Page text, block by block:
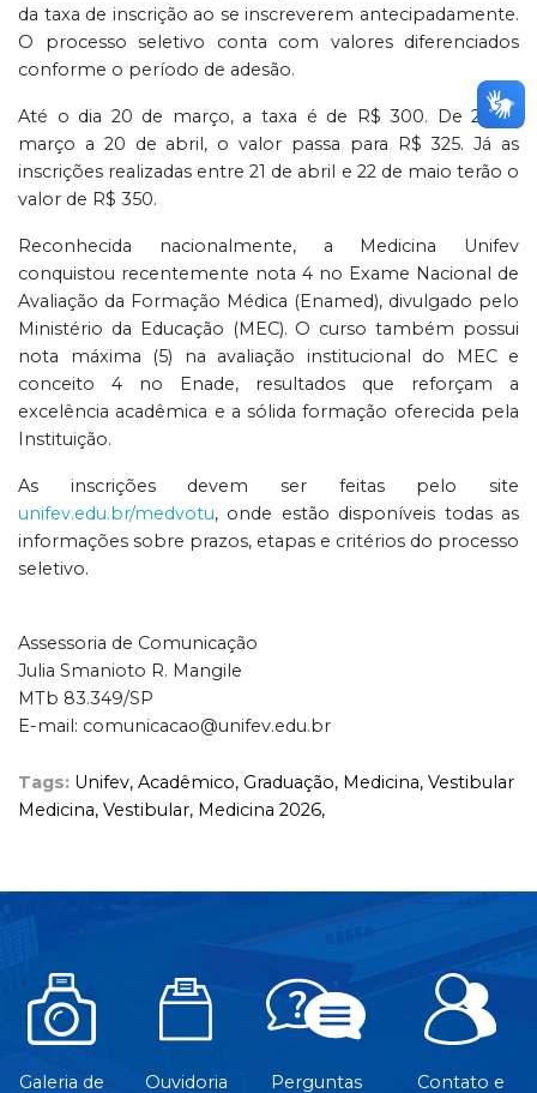
da taxa de inscrição ao se inscreverem antecipadamente.
O processo seletivo conta com valores diferenciados
conforme o período de adesão.
Até o dia 20 de março, a taxa é de R$ 300. De 21 de
março a 20 de abril, o valor passa para R$ 325. Já as
inscrições realizadas entre 21 de abril e 22 de maio terão o
valor de R$ 350.
Reconhecida nacionalmente, a Medicina Unifev
conquistou recentemente nota 4 no Exame Nacional de
Avaliação da Formação Médica (Enamed), divulgado pelo
Ministério da Educação (MEC). O curso também possui
nota máxima (5) na avaliação institucional do MEC e
conceito 4 no Enade, resultados que reforçam a
excelência acadêmica e a sólida formação oferecida pela
Instituição.
As inscrições devem ser feitas pelo site
unifev.edu.br/medvotu, onde estão disponíveis todas as
informações sobre prazos, etapas e critérios do processo
seletivo.
Assessoria de Comunicação
Julia Smanioto R. Mangile
MTb 83.349/SP
E-mail: comunicacao@unifev.edu.br
Tags: Unifev, Acadêmico, Graduação, Medicina, Vestibular
Medicina, Vestibular, Medicina 2026,
Galeria de
Ouvidoria
Perguntas
Contato e